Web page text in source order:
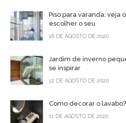
Piso para varanda: veja
escolher o seu
18 DE AGOSTO DE 2020
Jardim de inverno
se inspirar
12 DE AGOSTO DE 2020
Como decorar o lavabo?
11 DE AGOSTO DE 2020